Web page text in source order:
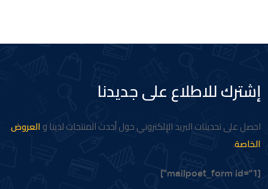
إشترك للاطلاع على جديدنا
احصل على تحديثات البريد الإلكتروني حول أحدث المنتجات لدينا و العروض
الخاصة
[mailpoet_form id="1"]